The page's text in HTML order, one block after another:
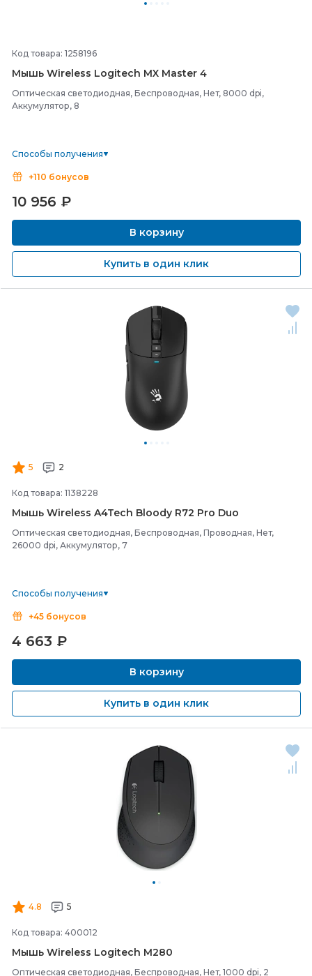
Код товара: 1258196
Мышь Wireless Logitech MX Master 4
Оптическая светодиодная, Беспроводная, Нет, 8000 dpi,
Аккумулятор, 8
Способы получения
+110 бонусов
10 956 ₽
В корзину
Купить в один клик
5 2
Код товара: 1138228
Мышь Wireless A4Tech Bloody R72 Pro Duo
Оптическая светодиодная, Беспроводная, Проводная, Нет,
26000 dpi, Аккумулятор, 7
Способы получения
+45 бонусов
4 663 ₽
В корзину
Купить в один клик
4.8 5
Код товара: 400012
Мышь Wireless Logitech M280
Оптическая светодиодная, Беспроводная, Нет, 1000 dpi, 2